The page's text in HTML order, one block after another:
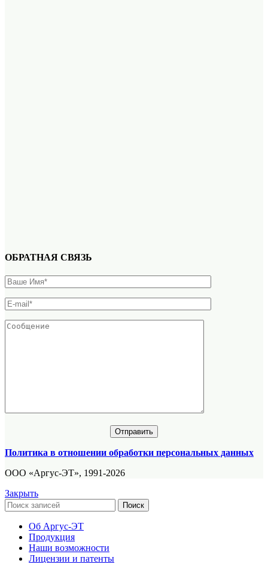
ОБРАТНАЯ СВЯЗЬ
Политика в отношении обработки персональных данных
ООО «Аргус-ЭТ», 1991-2026
Закрыть
Поиск
Об Аргус-ЭТ
Продукция
Наши возможности
Лицензии и патенты